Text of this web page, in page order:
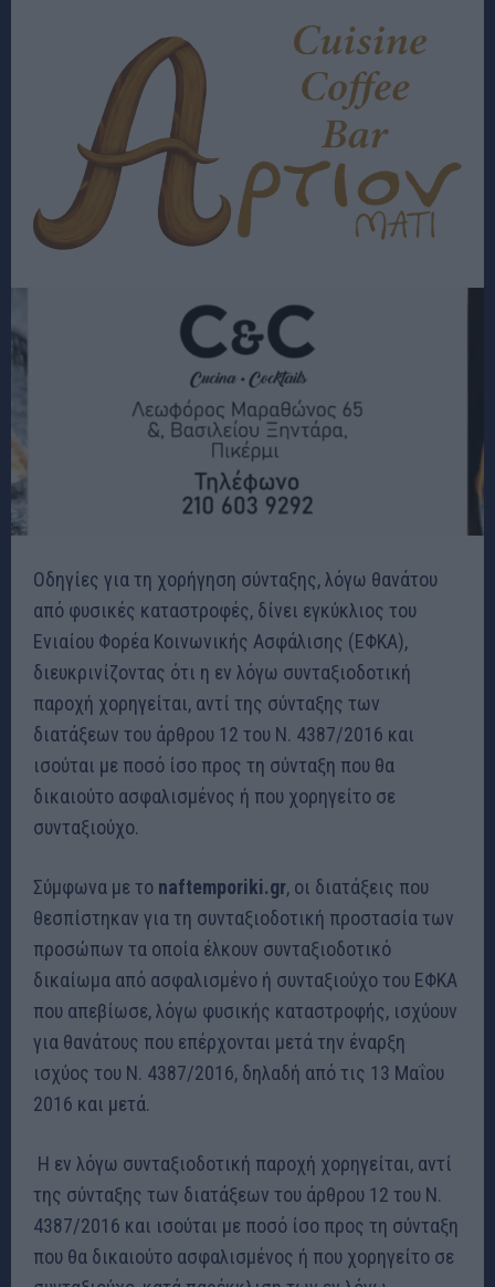
Οδηγίες για τη χορήγηση σύνταξης, λόγω θανάτου
από φυσικές καταστροφές, δίνει εγκύκλιος του
Ενιαίου Φορέα Κοινωνικής Ασφάλισης (ΕΦΚΑ),
διευκρινίζοντας ότι η εν λόγω συνταξιοδοτική
παροχή χορηγείται, αντί της σύνταξης των
διατάξεων του άρθρου 12 του Ν. 4387/2016 και
ισούται με ποσό ίσο προς τη σύνταξη που θα
δικαιούτο ασφαλισμένος ή που χορηγείτο σε
συνταξιούχο.
Σύμφωνα με το naftemporiki.gr, οι διατάξεις που
θεσπίστηκαν για τη συνταξιοδοτική προστασία των
προσώπων τα οποία έλκουν συνταξιοδοτικό
δικαίωμα από ασφαλισμένο ή συνταξιούχο του ΕΦΚΑ
που απεβίωσε, λόγω φυσικής καταστροφής, ισχύουν
για θανάτους που επέρχονται μετά την έναρξη
ισχύος του Ν. 4387/2016, δηλαδή από τις 13 Μαΐου
2016 και μετά.
Η εν λόγω συνταξιοδοτική παροχή χορηγείται, αντί
της σύνταξης των διατάξεων του άρθρου 12 του Ν.
4387/2016 και ισούται με ποσό ίσο προς τη σύνταξη
που θα δικαιούτο ασφαλισμένος ή που χορηγείτο σε